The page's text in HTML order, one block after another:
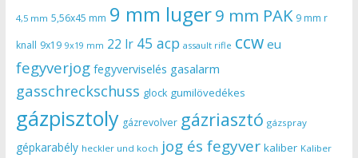
4,5 mm 5,56x45 mm 9 mm luger9 mm PAK 9 mm r
knall 9x19 9x19 mm 22 lr 45 acp assault rifle ccw eu
fegyverjog fegyverviselés gasalarm
gasschreckschuss glock gumilövedékes
gázpisztoly gázrevolver gázriasztó gázspray
gépkarabély heckler und koch jog és fegyver kaliber Kaliber